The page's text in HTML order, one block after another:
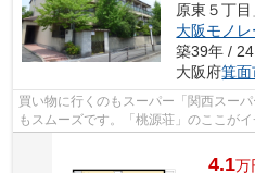
原東５丁
大阪モノ
築39年 /
大阪府箕面
買い物に行くのもスーパー「関西スー
もスムーズです。「桃源荘」のここが
4.1万